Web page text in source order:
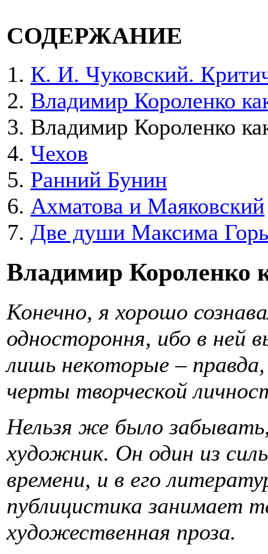
СОДЕРЖАНИЕ
К. И. Чуковский.
Владимир Короленко
Владимир Короленко
Чехов
Ранний Бунин
Ахматова и Маяковский
Две души Максима
Владимир Короленко
Конечно, я хорошо
одностороння, ибо в ней
лишь некоторые –
черты творческой
Нельзя же было
художник. Он один из
времени, и в его
публицистика занимает
художественная проза.